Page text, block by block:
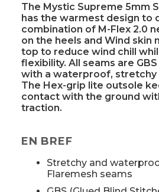
The Mystic Supreme 5mm
has the warmest design to
combination of M-Flex 2.0
on the heels and Wind skin
top to reduce wind chill
flexibility. All seams are
with a waterproof, stretchy
The Hex-grip lite outsole
contact with the ground
traction.
EN BREF
Stretchy and
Flaremesh seams